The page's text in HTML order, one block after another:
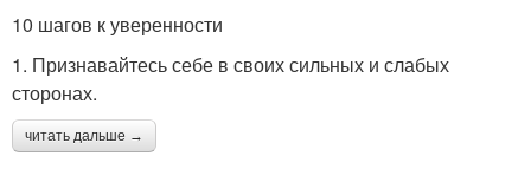
10 шагов к уверенности
1. Признавайтесь себе в своих сильных и слабых
сторонах.
читать дальше →